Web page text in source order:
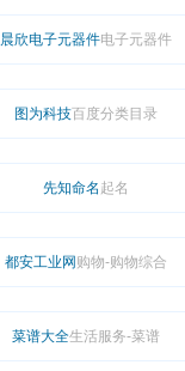
晨欣电子元器件电子元器件
图为科技百度分类目录
先知命名 起名
都安工业网 购物-购物综合
菜谱大全生活服务-菜谱